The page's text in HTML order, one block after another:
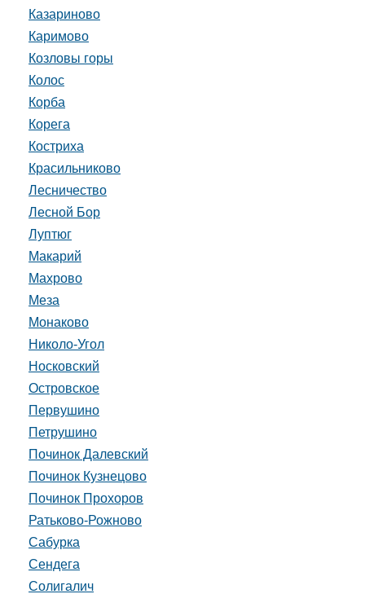
Казариново
Каримово
Козловы горы
Колос
Корба
Корега
Костриха
Красильниково
Лесничество
Лесной Бор
Луптюг
Макарий
Махрово
Меза
Монаково
Николо-Угол
Носковский
Островское
Первушино
Петрушино
Починок Далевский
Починок Кузнецово
Починок Прохоров
Ратьково-Рожново
Сабурка
Сендега
Солигалич